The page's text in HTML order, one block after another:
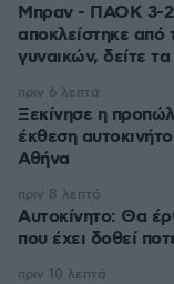
Μπραν - ΠΑΟΚ 3-2:
αποκλείστηκε από
γυναικών, δείτε
Ξεκίνησε η
έκθεση
Αθήνα
πριν 6 λεπτά
Αυτοκίνητο: Θα
που έχει δοθεί
πριν 8 λεπτά
πριν 10 λεπτά